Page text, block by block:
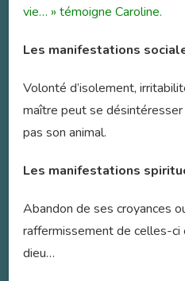
vie… » témoigne Caroline.
Les manifestations
Volonté d’isolement,
maître peut se
pas son animal.
Les manifestations
Abandon de ses croyances
raffermissement de celles-ci
dieu…